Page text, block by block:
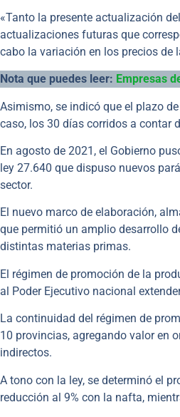
«Tanto la presente actualización
actualizaciones futuras que
cabo la variación en los precios de
Nota que puedes leer: Empresas
Asimismo, se indicó que el plazo
caso, los 30 días corridos a contar
En agosto de 2021, el Gobierno
ley 27.640 que dispuso nuevos
sector.
El nuevo marco de elaboración,
que permitió un amplio desarrollo
distintas materias primas.
El régimen de promoción de la
al Poder Ejecutivo nacional
La continuidad del régimen de
10 provincias, agregando valor en
indirectos.
A tono con la ley, se determinó el
reducción al 9% con la nafta,